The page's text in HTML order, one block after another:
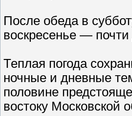
После обеда в
воскресенье —
Теплая погода
ночные и дневные
половине
востоку Московской